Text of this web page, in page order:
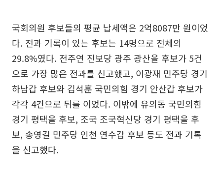
국회의원 후보들의 평균 납세액은 2억8087만 원이었
다. 전과 기록이 있는 후보는 14명으로 전체의
29.8%였다. 전주연 진보당 광주 광산을 후보가 5건
으로 가장 많은 전과를 신고했고, 이광재 민주당 경기
하남갑 후보와 김석훈 국민의힘 경기 안산갑 후보가
각각 4건으로 뒤를 이었다. 이밖에 유의동 국민의힘
경기 평택을 후보, 조국 조국혁신당 경기 평택을 후
보, 송영길 민주당 인천 연수갑 후보 등도 전과 기록
을 신고했다.